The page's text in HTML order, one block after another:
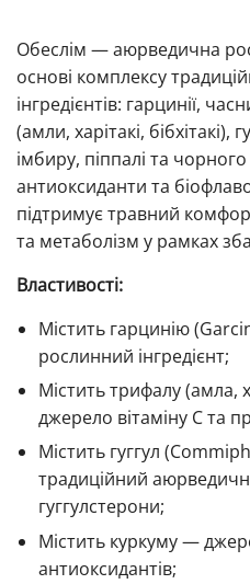
Обеслім — аюрведична
основі комплексу
інгредієнтів: гарцинії,
(амли, харітакі, бібхітакі),
імбиру, піппалі та
антиоксиданти та
підтримує травний
та метаболізм у рамках
Властивості:
Містить гарцинію
рослинний інгредієнт;
Містить трифалу (амла,
джерело вітаміну C та
Містить гуггул
традиційний
гуггулстерони;
Містить куркуму —
антиоксидантів;